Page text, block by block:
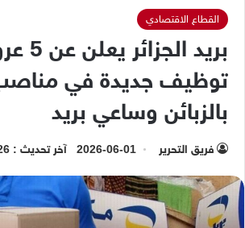
القطاع الاقتصادي
بريد
توظيف جديدة في
بالزبائن وساعي بريد
فريق التحرير 2026-06-01 آخر تحديث : 2026-06-01